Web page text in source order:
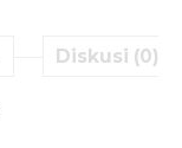
Diskusi (0)